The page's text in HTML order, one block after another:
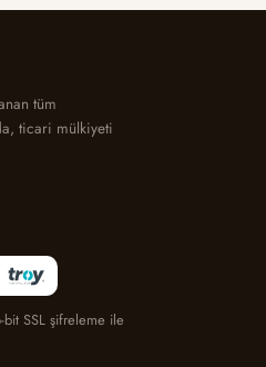
tüm
ticari mülkiyeti
SSL şifreleme ile